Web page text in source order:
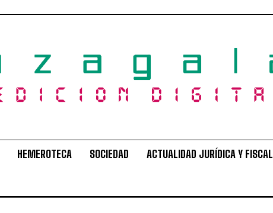
HEMEROTECA SOCIEDAD ACTUALIDAD JURÍDICA Y FISCAL